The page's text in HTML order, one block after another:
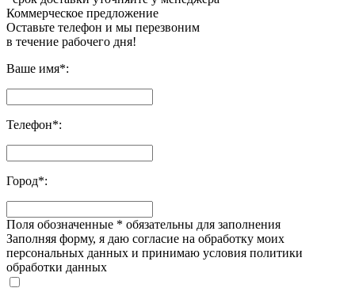
Коммерческое предложение
Оставьте телефон и мы перезвоним
в течение рабочего дня!
Ваше имя*:
Телефон*:
Город*:
Поля обозначенные * обязательны для заполнения
Заполняя форму, я даю согласие на обработку моих
персональных данных и принимаю условия политики
обработки данных